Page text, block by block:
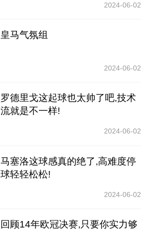
2024-06-02
皇马气氛组
2024-06-02
罗德里戈这起球也太帅了吧,技术
流就是不一样!
2024-06-02
马塞洛这球感真的绝了,高难度停
球轻轻松松!
2024-06-02
回顾14年欧冠决赛,只要你实力够